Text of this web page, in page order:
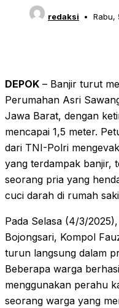
redaksi Rabu,
DEPOK – Banjir turut
Perumahan Asri
Jawa Barat, dengan
mencapai 1,5 meter.
dari TNI-Polri
yang terdampak banjir,
seorang pria yang
cuci darah di rumah
Pada Selasa (4/3/
Bojongsari, Kompol
turun langsung dalam
Beberapa warga
menggunakan perahu
seorang warga yang